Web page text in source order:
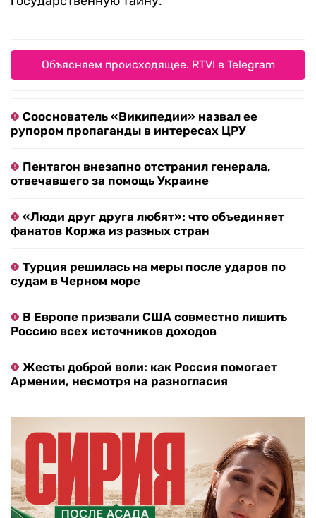
Объясняем происходящее. RTVI в Telegram
Сооснователь «Википедии» назвал ее
рупором пропаганды в интересах ЦРУ
Пентагон внезапно отстранил генерала,
отвечавшего за помощь Украине
«Люди друг друга любят»: что объединяет
фанатов Коржа из разных стран
Турция решилась на меры после ударов по
судам в Черном море
В Европе призвали США совместно лишить
Россию всех источников доходов
Жесты доброй воли: как Россия помогает
Армении, несмотря на разногласия